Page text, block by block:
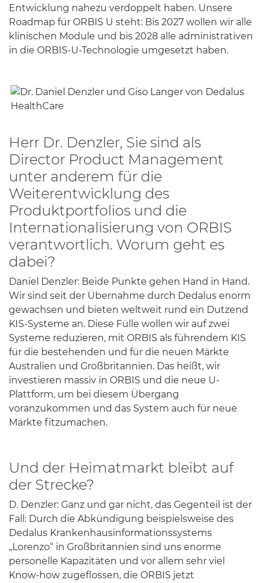
Entwicklung nahezu verdoppelt haben. Unsere
Roadmap für ORBIS U steht: Bis 2027 wollen wir alle
klinischen Module und bis 2028 alle administrativen
in die ORBIS-U-Technologie umgesetzt haben.
Herr Dr. Denzler, Sie sind als
Director Product Management
unter anderem für die
Weiterentwicklung des
Produktportfolios und die
Internationalisierung von ORBIS
verantwortlich. Worum geht es
dabei?
Daniel Denzler: Beide Punkte gehen Hand in Hand.
Wir sind seit der Übernahme durch Dedalus enorm
gewachsen und bieten weltweit rund ein Dutzend
KIS-Systeme an. Diese Fülle wollen wir auf zwei
Systeme reduzieren, mit ORBIS als führendem KIS
für die bestehenden und für die neuen Märkte
Australien und Großbritannien. Das heißt, wir
investieren massiv in ORBIS und die neue U-
Plattform, um bei diesem Übergang
voranzukommen und das System auch für neue
Märkte fitzumachen.
Und der Heimatmarkt bleibt auf
der Strecke?
D. Denzler: Ganz und gar nicht, das Gegenteil ist der
Fall: Durch die Abkündigung beispielsweise des
Dedalus Krankenhausinformationssystems
„Lorenzo“ in Großbritannien sind uns enorme
personelle Kapazitäten und vor allem sehr viel
Know-how zugeflossen, die ORBIS jetzt